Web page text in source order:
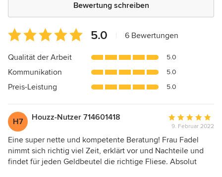
Bewertung schreiben
Durchschnittliche
Bewertung:
5
5
Sternen
5.0 6 Bewertungen
Qualität der Arbeit 5.0
Kommunikation 5.0
Preis-Leistung 5.0
H7 Houzz-Nutzer 714601418
Bewertung:
5
von
5
9. Februar 2022
Eine super nette und kompetente Beratung! Frau Fadel
nimmt sich richtig viel Zeit, erklärt vor und Nachteile und
findet für jeden Geldbeutel die richtige Fliese. Absolut